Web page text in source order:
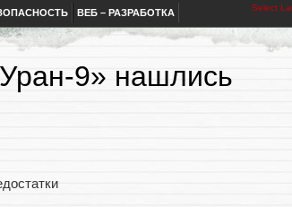
ВЕБ – РАЗРАБОТКА Select
9» нашлись